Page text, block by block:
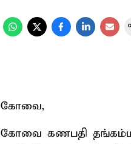
கோவை,
கோவை கணபதி